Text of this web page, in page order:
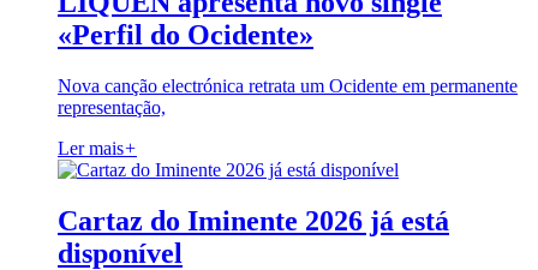
«Perfil do Ocidente»
Nova canção electrónica retrata um Ocidente em permanente
representação,
Ler mais+
Cartaz do Iminente 2026 já está
disponível